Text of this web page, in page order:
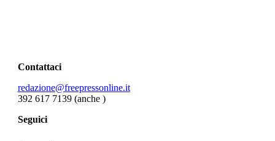
Contattaci
redazione@freepressonline.it
392 617 7139 (anche )
Seguici